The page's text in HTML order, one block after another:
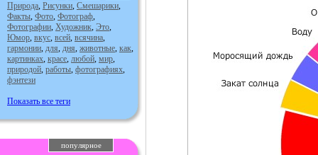
Природа, Рисунки, Смешарики,
Факты, Фото, Фотограф,
Фотографии, Художник, Это,
Юмор, вкус, всей, всячина,
гармонии, для, дня, животные, как,
картинках, красе, любой, мир,
природой, работы, фотографиях,
фэнтези
Показать все теги
популярное